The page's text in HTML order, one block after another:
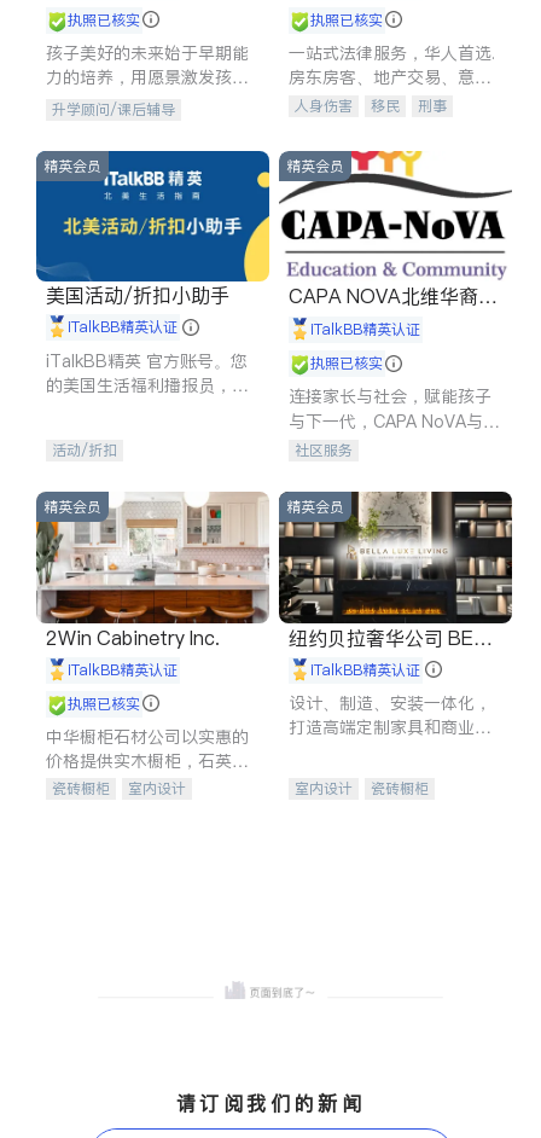
执照已核实
孩子美好的未来始于早期能
力的培养，用愿景激发孩子
的学习潜力和动力。理念：
拥有成长型心态是成功的基
石。
升学顾问/课后辅导
执照已核实
一站式法律服务，华人首选.
房东房客、地产交易、意外
伤害、车祸重伤、商业诉
建筑合同、刑事案件全包办
人身伤害 移民
刑事
信托/遗嘱
商业
索赔
律师-其它 保释
精英会员
美国活动/折扣小助手
iTalkBB精英认证
iTalkBB精英 官方账号。您
的美国生活福利播报员，精
专属福利。
活动/折扣
精英会员
CAPA NOVA北维华裔家
长会iTalkBB精英认证
执照已核实
连接家长与社会，赋能孩子
与下一代，CAPA NoVA与您
携手建设包容、公平、充满
社区服务
精英会员
2Win Cabinetry Inc.
iTalkBB精英认证
执照已核实
中华橱柜石材公司以实惠的
价格提供实木橱柜，石英石
台面，多种优质不锈钢水
瓷砖橱柜
室内设计
精英会员
纽约贝拉奢华公司 BELL
A LUXE
iTalkBB精英认证
设计、制造、安装一体化，
打造高端定制家具和商业空
室内设计
瓷砖橱柜
请订阅我们的新闻